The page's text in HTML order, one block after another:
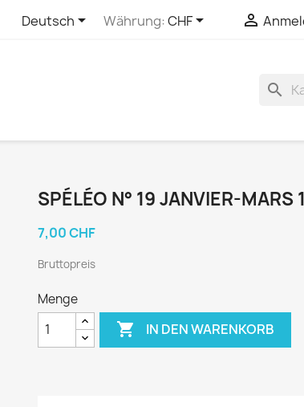
Deutsch Währung:CHF 
search
SPÉLÉO N° 19 JANVIER-MARS
7,00 CHF
Bruttopreis
Menge
 IN DEN WARENKORB